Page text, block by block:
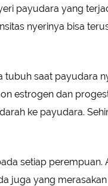
payudara yang
nyerinya bisa
saat payudara
estrogen dan
ke payudara.
setiap perempuan.
juga yang